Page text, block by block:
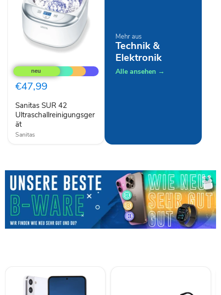
SUR
42
Ultraschallreinigungsgerät
€47,99
Sanitas SUR 42
Ultraschallreinigungsger
ät
Sanitas
Mehr aus
Technik &
Elektronik
Alle ansehen →